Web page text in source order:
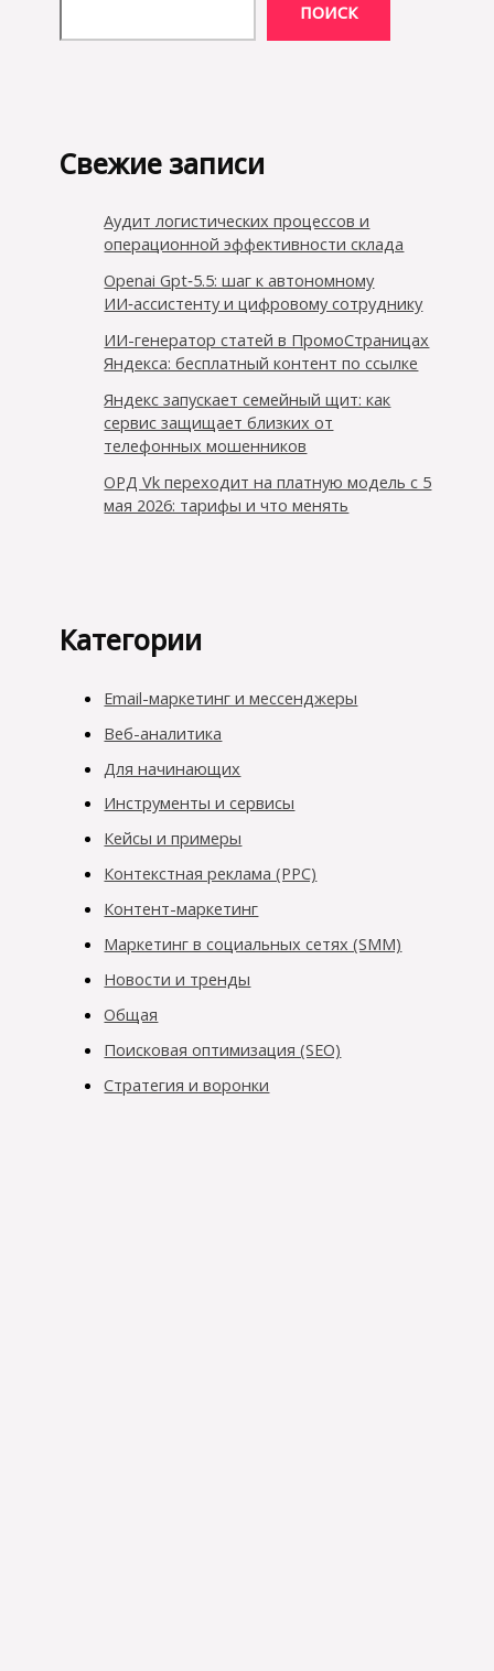
ПОИСК
Свежие записи
Аудит логистических процессов и
операционной эффективности склада
Openai Gpt‑5.5: шаг к автономному
ИИ‑ассистенту и цифровому сотруднику
ИИ-генератор статей в ПромоСтраницах
Яндекса: бесплатный контент по ссылке
Яндекс запускает семейный щит: как
сервис защищает близких от
телефонных мошенников
ОРД Vk переходит на платную модель с 5
мая 2026: тарифы и что менять
Категории
Email-маркетинг и мессенджеры
Веб-аналитика
Для начинающих
Инструменты и сервисы
Кейсы и примеры
Контекстная реклама (PPC)
Контент-маркетинг
Маркетинг в социальных сетях (SMM)
Новости и тренды
Общая
Поисковая оптимизация (SEO)
Стратегия и воронки